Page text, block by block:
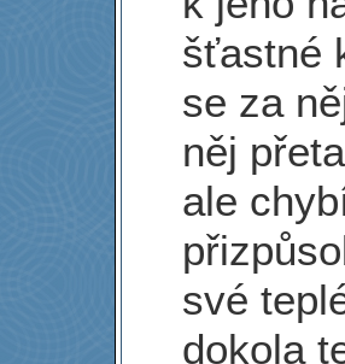
šťastné
se za
něj
ale
své
dokola